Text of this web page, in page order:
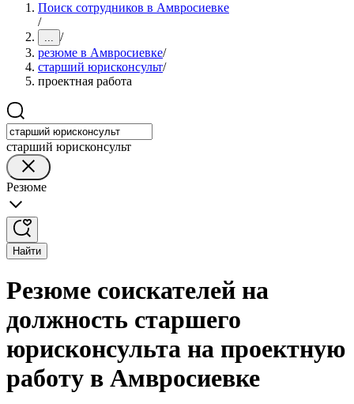
Поиск сотрудников в Амвросиевке
/
... /
резюме в Амвросиевке/
старший юрисконсульт/
проектная работа
старший юрисконсульт
Резюме
Найти
Резюме соискателей на
должность старшего
юрисконсульта на проектную
работу в Амвросиевке